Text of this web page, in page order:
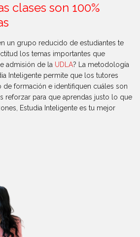
clases son 100%
un grupo reducido de estudiantes te
los temas importantes que
admisión de la UDLA? La metodología
Inteligente permite que los tutores
formación e identifiquen cuáles son
reforzar para que aprendas justo lo que
Estudia Inteligente es tu mejor